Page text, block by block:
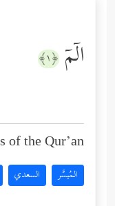
الۤمۤ ﴿١﴾
the Qur’an:
المُيسَّر السعدي